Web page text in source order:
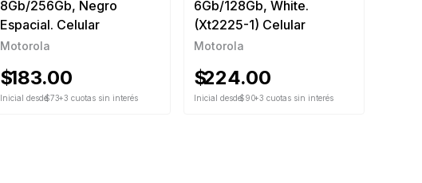
8Gb/256Gb, Negro
Espacial. Celular
Motorola
$183.00
Inicial desde$73+3 cuotas sin interés
6Gb/128Gb, White.
(Xt2225-1) Celular
Motorola
$224.00
Inicial desde$90+3 cuotas sin interés